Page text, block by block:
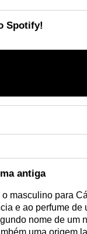
e criativo.
de outras
Spotify!
antiga
masculino para
e ao perfume de
nome de um
uma origem